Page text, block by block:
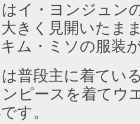
イ・ヨンジュン
きく見開いたま
ム・ミソの服装
普段主に着てい
ピースを着てウ
す。